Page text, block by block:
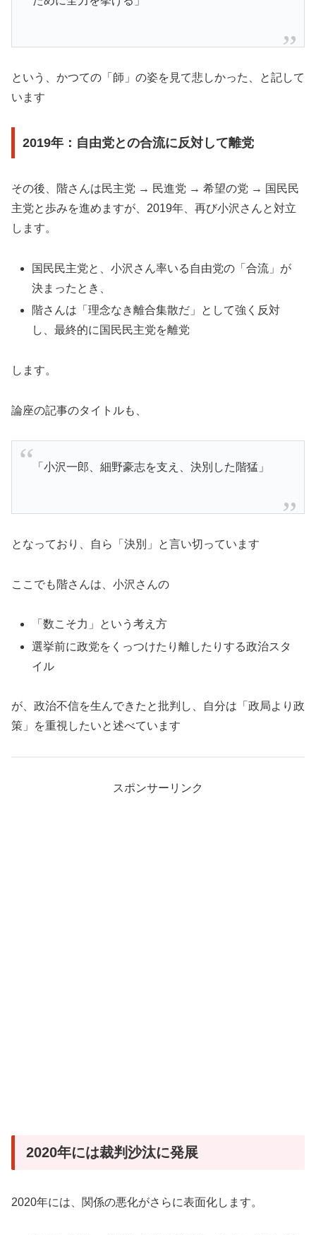
という、かつての「師」の姿を見て悲しかった、と記して
います
2019年：自由党との合流に反対して離党
その後、階さんは民主党 → 民進党 → 希望の党 → 国民民
主党と歩みを進めますが、2019年、再び小沢さんと対立
します。
国民民主党と、小沢さん率いる自由党の「合流」が
決まったとき、
階さんは「理念なき離合集散だ」として強く反対
し、最終的に国民民主党を離党
します。
論座の記事のタイトルも、
「小沢一郎、細野豪志を支え、決別した階猛」
となっており、自ら「決別」と言い切っています
ここでも階さんは、小沢さんの
「数こそ力」という考え方
選挙前に政党をくっつけたり離したりする政治スタ
イル
が、政治不信を生んできたと批判し、自分は「政局より政
策」を重視したいと述べています
スポンサーリンク
2020年には裁判沙汰に発展
2020年には、関係の悪化がさらに表面化します。